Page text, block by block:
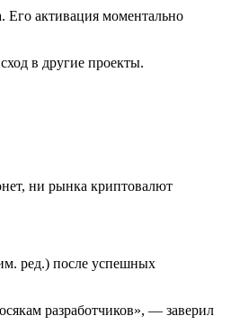
Его активация моментально
в другие проекты.
ни рынка криптовалют
ред.) после успешных
разработчиков», — заверил